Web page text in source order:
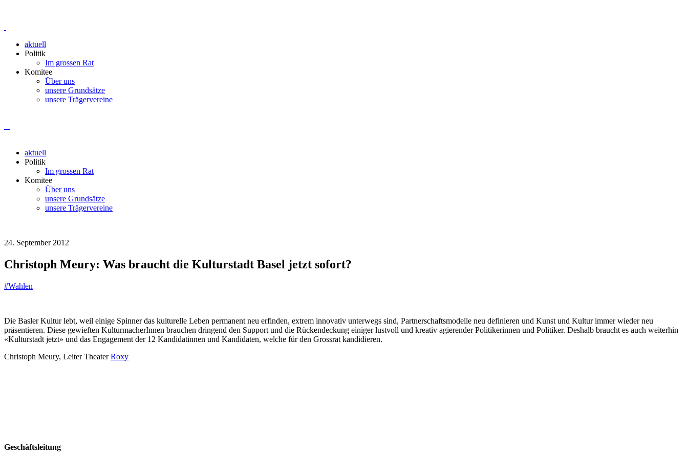
aktuell
Politik
Im grossen Rat
Komitee
Über uns
unsere Grundsätze
unsere Trägervereine
aktuell
Politik
Im grossen Rat
Komitee
Über uns
unsere Grundsätze
unsere Trägervereine
24. September 2012
Christoph Meury: Was braucht die Kulturstadt Basel jetzt sofort?
#Wahlen
Die Basler Kultur lebt, weil einige Spinner das kulturelle Leben permanent neu erfinden, extrem innovativ unterwegs sind, Partnerschaftsmodelle neu definieren und Kunst und Kultur immer wieder neu
präsentieren. Diese gewieften KulturmacherInnen brauchen dringend den Support und die Rückendeckung einiger lustvoll und kreativ agierender Politikerinnen und Politiker. Deshalb braucht es auch weiterhin
«Kulturstadt jetzt» und das Engagement der 12 Kandidatinnen und Kandidaten, welche für den Grossrat kandidieren.
Christoph Meury, Leiter TheaterRoxy
Geschäftsleitung